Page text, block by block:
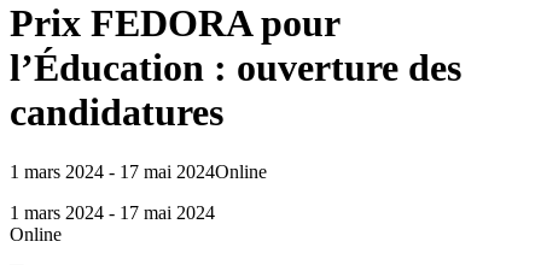
Prix FEDORA pour
l’Éducation : ouverture des
candidatures
1 mars 2024 - 17 mai 2024Online
1 mars 2024 - 17 mai 2024
Online